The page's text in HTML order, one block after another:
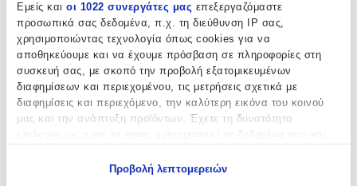
Εμείς και οι 1022 συνεργάτες μας επεξεργαζόμαστε
προσωπικά σας δεδομένα, π.χ. τη διεύθυνση IP σας,
χρησιμοποιώντας τεχνολογία όπως cookies για να
αποθηκεύουμε και να έχουμε πρόσβαση σε πληροφορίες στη
συσκευή σας, με σκοπό την προβολή εξατομικευμένων
διαφημίσεων και περιεχομένου, τις μετρήσεις σχετικά με
διαφημίσεις και περιεχόμενο, την καλύτερη εικόνα του κοινού
μας και την ανάπτυξη προϊόντων. Έχετε τη δυνατότητα
Προβολή λεπτομερειών
Δίχρωμη:
Όχι
Επιχρυσωμένη:
Όχι